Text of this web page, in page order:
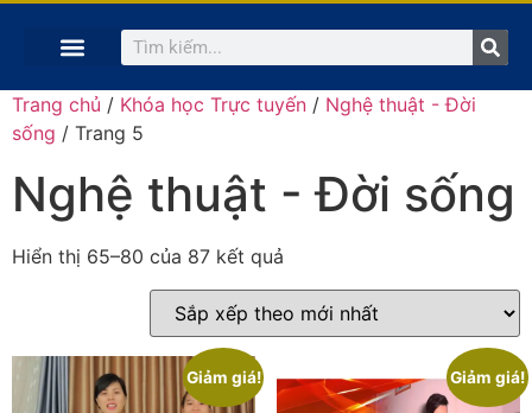
Trang chủ / Khóa học Trực tuyến / Nghệ thuật - Đời
sống / Trang 5
Nghệ thuật - Đời sống
Hiển thị 65–80 của 87 kết quả
Giảm giá! Giảm giá!